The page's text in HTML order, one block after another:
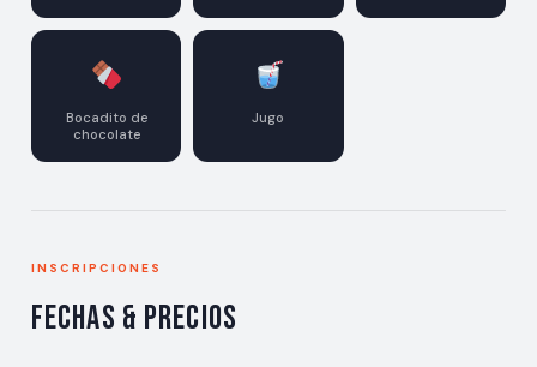
Bocadito de
chocolate
Jugo
INSCRIPCIONES
Fechas & Precios